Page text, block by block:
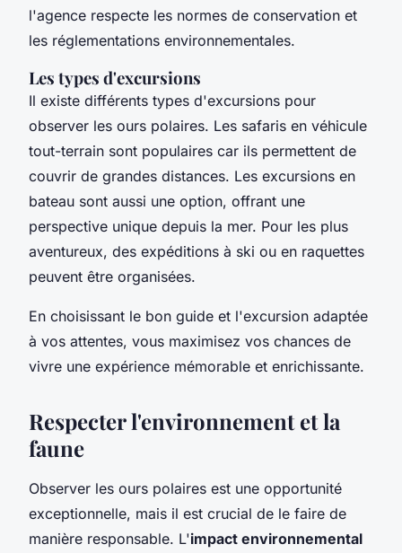
l'agence respecte les normes de conservation et
les réglementations environnementales.
Les types d'excursions
Il existe différents types d'excursions pour
observer les ours polaires. Les safaris en véhicule
tout-terrain sont populaires car ils permettent de
couvrir de grandes distances. Les excursions en
bateau sont aussi une option, offrant une
perspective unique depuis la mer. Pour les plus
aventureux, des expéditions à ski ou en raquettes
peuvent être organisées.
En choisissant le bon guide et l'excursion adaptée
à vos attentes, vous maximisez vos chances de
vivre une expérience mémorable et enrichissante.
Respecter l'environnement et la
faune
Observer les ours polaires est une opportunité
exceptionnelle, mais il est crucial de le faire de
manière responsable. L'impact environnemental